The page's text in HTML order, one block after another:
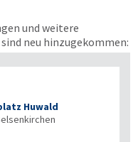
und weitere
neu hinzugekommen:
Huwald